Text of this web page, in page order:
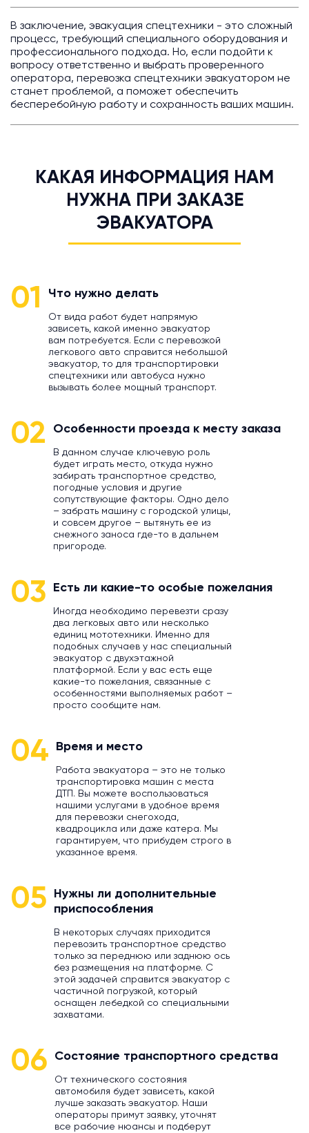
В заключение, эвакуация спецтехники - это сложный
процесс, требующий специального оборудования и
профессионального подхода. Но, если подойти к
вопросу ответственно и выбрать проверенного
оператора, перевозка спецтехники эвакуатором не
станет проблемой, а поможет обеспечить
бесперебойную работу и сохранность ваших машин.
КАКАЯ ИНФОРМАЦИЯ НАМ
НУЖНА ПРИ ЗАКАЗЕ
ЭВАКУАТОРА
01 Что нужно делать
От вида работ будет напрямую
зависеть, какой именно эвакуатор
вам потребуется. Если с перевозкой
легкового авто справится небольшой
эвакуатор, то для транспортировки
спецтехники или автобуса нужно
вызывать более мощный транспорт.
02 Особенности проезда к месту заказа
В данном случае ключевую роль
будет играть место, откуда нужно
забирать транспортное средство,
погодные условия и другие
сопутствующие факторы. Одно дело
– забрать машину с городской улицы,
и совсем другое – вытянуть ее из
снежного заноса где-то в дальнем
пригороде.
03 Есть ли какие-то особые пожелания
Иногда необходимо перевезти сразу
два легковых авто или несколько
единиц мототехники. Именно для
подобных случаев у нас специальный
эвакуатор с двухэтажной
платформой. Если у вас есть еще
какие-то пожелания, связанные с
особенностями выполняемых работ –
просто сообщите нам.
04 Время и место
Работа эвакуатора – это не только
транспортировка машин с места
ДТП. Вы можете воспользоваться
нашими услугами в удобное время
для перевозки снегохода,
квадроцикла или даже катера. Мы
гарантируем, что прибудем строго в
указанное время.
05
Нужны ли дополнительные
приспособления
В некоторых случаях приходится
перевозить транспортное средство
только за переднюю или заднюю ось
без размещения на платформе. С
этой задачей справится эвакуатор с
частичной погрузкой, который
оснащен лебедкой со специальными
захватами.
06 Состояние транспортного средства
От технического состояния
автомобиля будет зависеть, какой
лучше заказать эвакуатор. Наши
операторы примут заявку, уточнят
все рабочие нюансы и подберут